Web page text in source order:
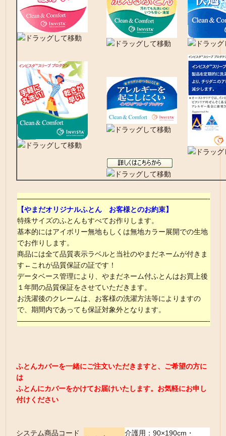
———————————————————————————-
【やまだオリジナルふとん お客様とのお約束】
特殊サイズのふとんもすべてお作りします。
基本的にはアイボリー無地もしくは無地カラー展開での生地
でお作りします。
商品には全て品質表示ラベルと当社のやまだネームが付きま
す←これが品質保証の証です！
データベース管理により、やまだネーム付ふとんはお買上後
１年間の品質保証をさせていただきます。
お洗濯後のクレームは、お客様の洗濯方法等によりますの
で、期間内であっても保証対象外となります。
———————————————————————————-
ふとんカバーを一緒にご注文いただきますと、ご希望の方に
は
ふとんにカバーをかけてお届けいたします。お気軽にお申し
付けください
介護用：90×190cm・
システム商品コード